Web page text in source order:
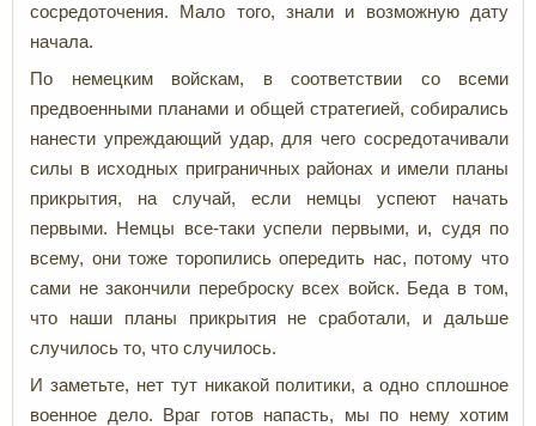
сосредоточения. Мало того, знали и возможную дату
начала.
По немецким войскам, в соответствии со всеми
предвоенными планами и общей стратегией, собирались
нанести упреждающий удар, для чего сосредотачивали
силы в исходных приграничных районах и имели планы
прикрытия, на случай, если немцы успеют начать
первыми. Немцы все-таки успели первыми, и, судя по
всему, они тоже торопились опередить нас, потому что
сами не закончили переброску всех войск. Беда в том,
что наши планы прикрытия не сработали, и дальше
случилось то, что случилось.
И заметьте, нет тут никакой политики, а одно сплошное
военное дело. Враг готов напасть, мы по нему хотим